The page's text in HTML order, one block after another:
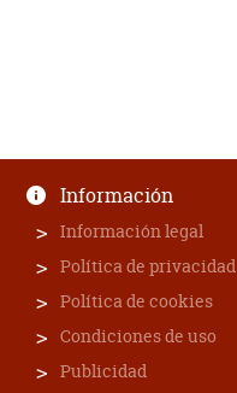
Información
Información legal
Política de privacidad
Política de cookies
Condiciones de uso
Publicidad